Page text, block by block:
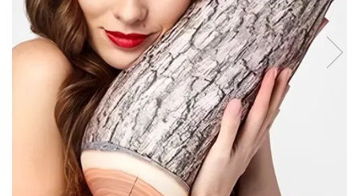
Cadouri Fete
Pentru Copilul din tine
Cadouri Haioase
Cadouri de Casa Noua
Cadouri Majorat
Cadouri pentru Nasi
Cadouri pentru Bunici
Cadouri pentru Prieteni
Cani si Termosuri
Jocuri si Puzzle
Produse pentru Calatorie
Seturi de caligrafie
Cadouri Sfantul Alexandru
Cadouri Sfanta Ana
Cadouri Constantin si Elena
Cadouri Sfanta Maria
Cadouri Sfintii Mihail si Gavriil